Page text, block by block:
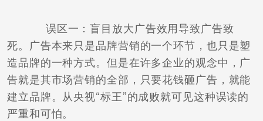
误区一：盲目放大广告效用导致广告致
死。广告本来只是品牌营销的一个环节，也只是塑
造品牌的一种方式。但是在许多企业的观念中，广
告就是其市场营销的全部，只要花钱砸广告，就能
建立品牌。从央视“标王”的成败就可见这种误读的
严重和可怕。